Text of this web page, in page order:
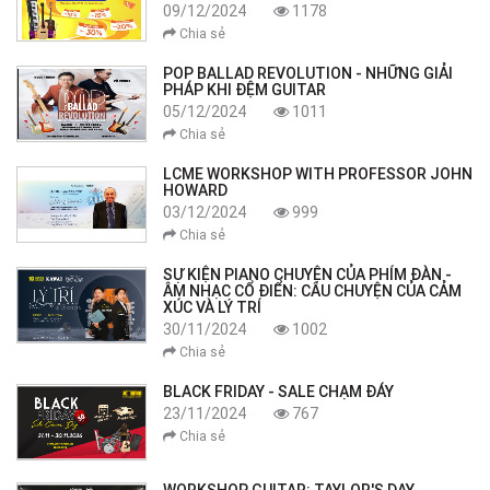
09/12/2024 1178
Chia sẻ
POP BALLAD REVOLUTION - NHỮNG GIẢI
PHÁP KHI ĐỆM GUITAR
05/12/2024
1011
Chia sẻ
LCME WORKSHOP WITH PROFESSOR JOHN
HOWARD
03/12/2024
999
Chia sẻ
SỰ KIỆN PIANO CHUYỆN CỦA PHÍM ĐÀN -
ÂM NHẠC CỔ ĐIỂN: CÂU CHUYỆN CỦA CẢM
XÚC VÀ LÝ TRÍ
30/11/2024
1002
Chia sẻ
BLACK FRIDAY - SALE CHẠM ĐÁY
23/11/2024
767
Chia sẻ